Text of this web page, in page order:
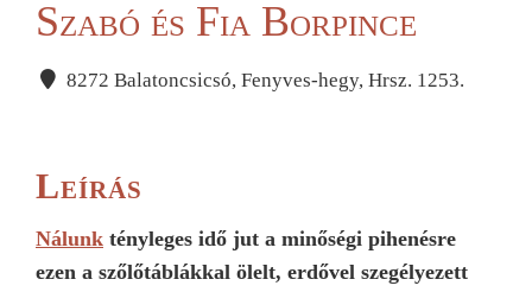
Szabó és Fia Borpince
8272 Balatoncsicsó, Fenyves-hegy, Hrsz. 1253.
Leírás
Nálunk tényleges idő jut a minőségi pihenésre
ezen a szőlőtáblákkal ölelt, erdővel szegélyezett